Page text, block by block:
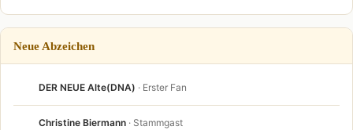
Neue Abzeichen
DER NEUE Alte(DNA) · Erster Fan
Christine Biermann · Stammgast